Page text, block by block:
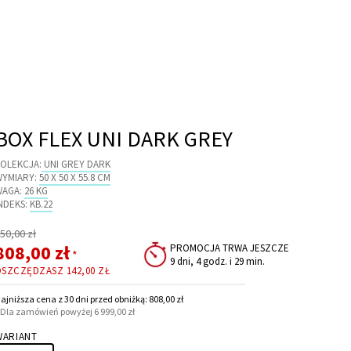
FLEX UNI DARK GREY
UNI GREY DARK
50 X 50 X 55.8 CM
26 KG
KB.22
zł
zł *
142,00 ZŁ
PROMOCJA TRWA JESZCZE
9 dni, 4 godz. i 29 min.
cena z 30 dni przed obniżką: 808,00 zł
zamówień powyżej 6 999,00 zł